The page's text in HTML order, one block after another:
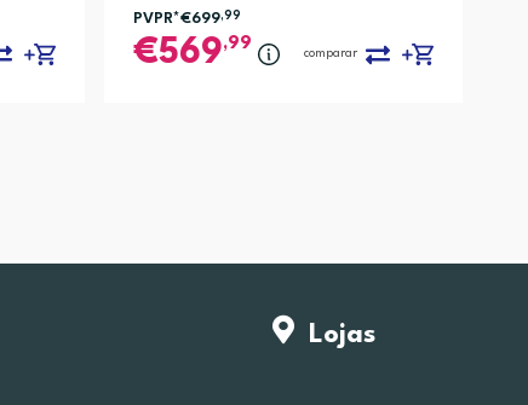
PVPR*€699,99
569,99
comparar
Lojas